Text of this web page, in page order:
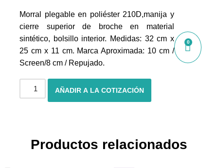
0
Morral plegable en poliéster 210D,manija y
cierre superior de broche en material
sintético, bolsillo interior. Medidas: 32 cm x
25 cm x 11 cm. Marca Aproximada: 10 cm /
Screen/8 cm / Repujado.
AÑADIR A LA COTIZACIÓN
Productos relacionados